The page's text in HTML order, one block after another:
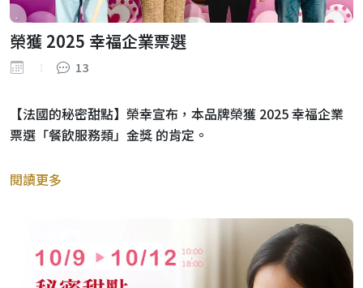
榮獲 2025 幸福企業票選
13
【法國的秘密甜點】榮幸宣布，本品牌榮獲 2025 幸福企業
票選「餐飲服務類」金獎 的肯定。
閱讀更多